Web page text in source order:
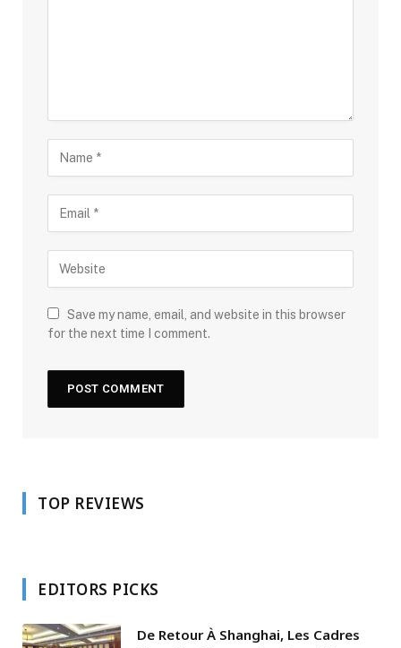
Save my name, email, and website in this browser
for the next time I comment.
TOP REVIEWS
EDITORS PICKS
De Retour À Shanghai, Les Cadres